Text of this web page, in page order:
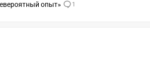
опыт»
1